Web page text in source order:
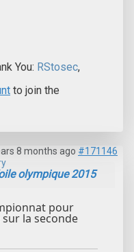
You: RStosec,
to join the
8 months ago #171146
olympique 2015
pour
la seconde